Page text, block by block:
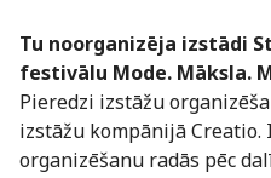
Tu noorganizēja izstādi
festivālu Mode. Māksla.
Pieredzi izstāžu
izstāžu kompānijā Creatio.
organizēšanu radās pēc